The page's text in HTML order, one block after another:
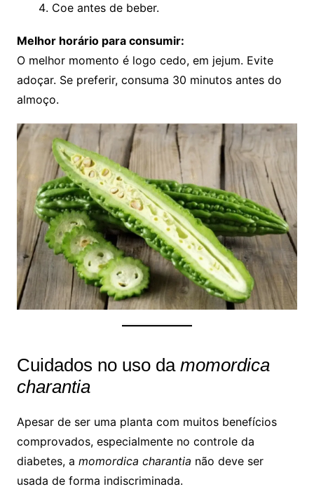
Coe antes de beber.
Melhor horário para consumir:
O melhor momento é logo cedo, em jejum. Evite
adoçar. Se preferir, consuma 30 minutos antes do
almoço.
Cuidados no uso da momordica
charantia
Apesar de ser uma planta com muitos benefícios
comprovados, especialmente no controle da
diabetes, a momordica charantia não deve ser
usada de forma indiscriminada.